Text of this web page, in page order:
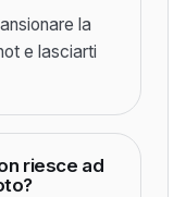
la
e lasciarti
riesce ad